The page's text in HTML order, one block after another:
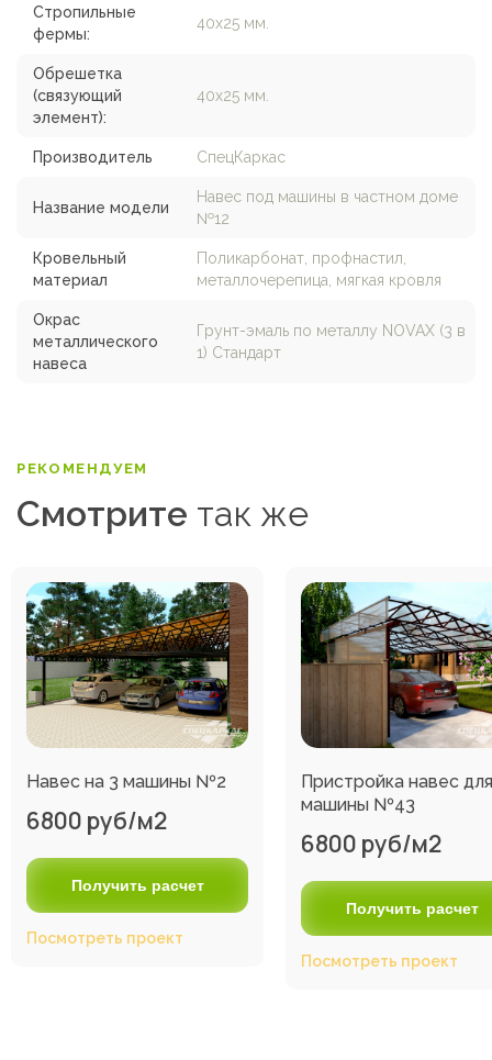
Стропильные
фермы:
40х25 мм.
Обрешетка
(связующий
элемент):
40х25 мм.
Производитель СпецКаркас
Название модели
Навес под машины в частном доме
№12
Кровельный
материал
Поликарбонат, профнастил,
металлочерепица, мягкая кровля
Окрас
металлического
навеса
Грунт-эмаль по металлу NOVAX (3 в
1) Стандарт
РЕКОМЕНДУЕМ
Смотрите так же
Навес на 3 машины №2
6800 руб/м2
Получить расчет
Посмотреть проект
Пристройка навес для
машины №43
6800 руб/м2
Получить расчет
Посмотреть проект